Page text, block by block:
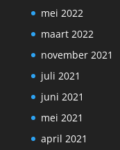
mei 2022
maart 2022
november 2021
juli 2021
juni 2021
mei 2021
april 2021